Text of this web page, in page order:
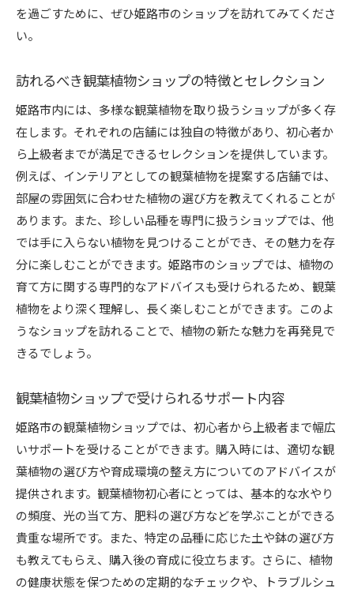
を過ごすために、ぜひ姫路市のショップを訪れてみてくださ
い。
訪れるべき観葉植物ショップの特徴とセレクション
姫路市内には、多様な観葉植物を取り扱うショップが多く存
在します。それぞれの店舗には独自の特徴があり、初心者か
ら上級者までが満足できるセレクションを提供しています。
例えば、インテリアとしての観葉植物を提案する店舗では、
部屋の雰囲気に合わせた植物の選び方を教えてくれることが
あります。また、珍しい品種を専門に扱うショップでは、他
では手に入らない植物を見つけることができ、その魅力を存
分に楽しむことができます。姫路市のショップでは、植物の
育て方に関する専門的なアドバイスも受けられるため、観葉
植物をより深く理解し、長く楽しむことができます。このよ
うなショップを訪れることで、植物の新たな魅力を再発見で
きるでしょう。
観葉植物ショップで受けられるサポート内容
姫路市の観葉植物ショップでは、初心者から上級者まで幅広
いサポートを受けることができます。購入時には、適切な観
葉植物の選び方や育成環境の整え方についてのアドバイスが
提供されます。観葉植物初心者にとっては、基本的な水やり
の頻度、光の当て方、肥料の選び方などを学ぶことができる
貴重な場所です。また、特定の品種に応じた土や鉢の選び方
も教えてもらえ、購入後の育成に役立ちます。さらに、植物
の健康状態を保つための定期的なチェックや、トラブルシュ